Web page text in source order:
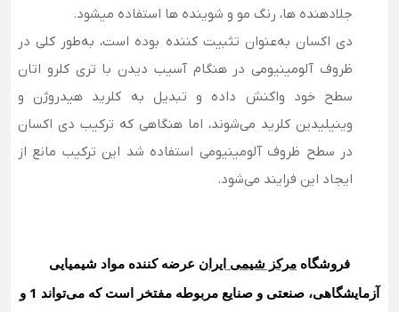
جلادهنده ها، رنگ مو و شوینده ها استفاده میشود.
دی اکسان به‌عنوان تثبیت کننده بوده است، به‌طور کلی در
ظروف آلومینیومی در هنگام آسیب دیدن با تری کلرو اتان
سطح خود واکنش داده و تبدیل به کلرید هیدروژن و
وینیلیدین کلرید می‌شوند، اما هنگاهی که ترکیب دی اکسان
در سطح ظروف آلومینیومی استفاده شد این ترکیب مانع از
ایجاد این فرایند می‌شود.
فروشگاه مرکز شیمی ایران عرضه کننده مواد شیمیایی
آزمایشگاهی، صنعتی و صنایع مربوطه مفتخر است که می‌تواند 1 و